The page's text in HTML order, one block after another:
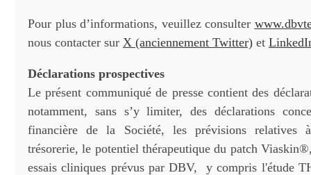
Pour plus d’informations, veuillez consulter
nous contacter sur X (anciennement Twitter) et
Déclarations prospectives
Le présent communiqué de presse contient des
notamment, sans s’y limiter, des déclarations
financière de la Société, les prévisions relatives
trésorerie, le potentiel thérapeutique du patch
essais cliniques prévus par DBV, y compris l'étude